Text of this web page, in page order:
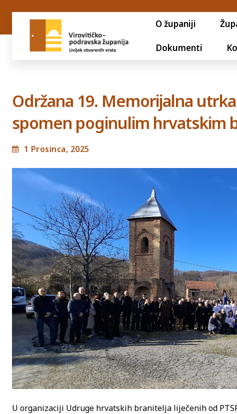
O županiji
Dokumenti
Održana 19. Memorijalna
spomen poginulim hrvatskim
1 Prosinca, 2025
U organizaciji Udruge hrvatskih branitelja liječenih od